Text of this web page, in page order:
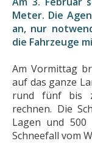
Meter. Die
an, nur
die Fahrzeuge
Am Vormittag
auf das ganze
rund fünf bis
rechnen. Die
Lagen und
Schneefall vom